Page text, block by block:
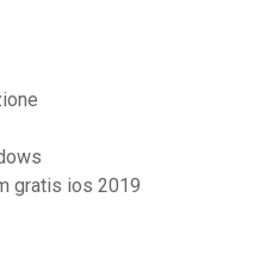
gratis ios 2019